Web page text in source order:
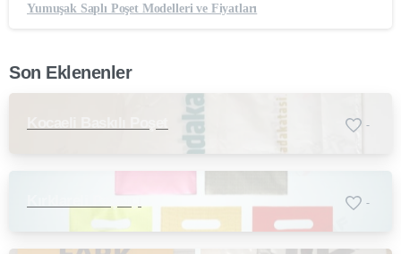
Yumuşak Saplı Poşet Modelleri ve Fiyatları
Son Eklenenler
-
-